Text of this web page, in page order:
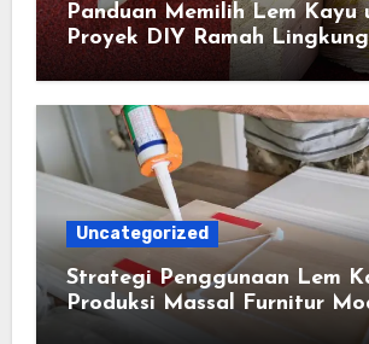
Panduan Memilih Lem Kayu
Proyek DIY Ramah
Cerdas, Aman, dan
Uncategorized
Strategi Penggunaan Lem
Produksi Massal Furnitur